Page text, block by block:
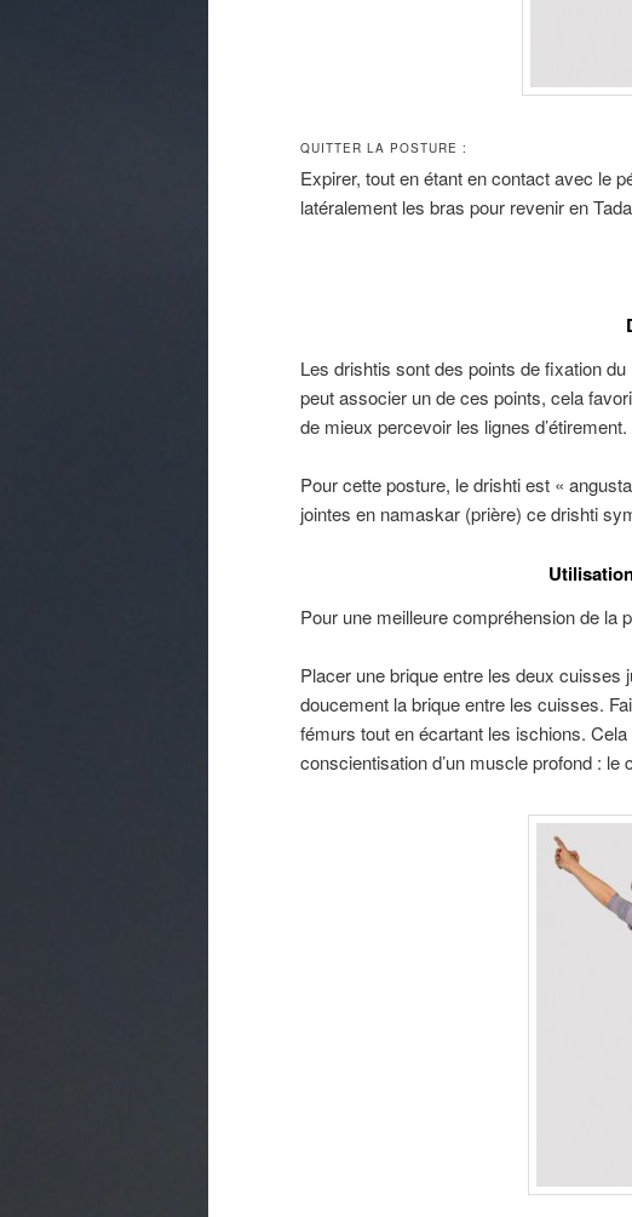
QUITTER LA POSTURE :
Expirer, tout en étant en contact avec le
latéralement les bras pour revenir en
Les drishtis sont des points de fixation
peut associer un de ces points, cela
de mieux percevoir les lignes d’étirement.
Pour cette posture, le drishti est «
jointes en namaskar (prière) ce drishti
Pour une meilleure compréhension de la
Placer une brique entre les deux cuisses
doucement la brique entre les cuisses.
fémurs tout en écartant les ischions.
conscientisation d’un muscle profond : le